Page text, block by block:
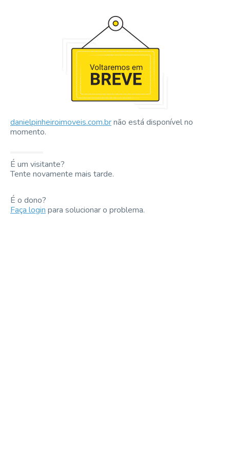
danielpinheiroimoveis.com.brnão está disponível no
momento.
É um visitante?
Tente novamente mais tarde.
É o dono?
Faça loginpara solucionar o problema.